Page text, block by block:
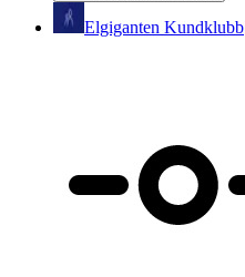
Elgiganten Kundklubb